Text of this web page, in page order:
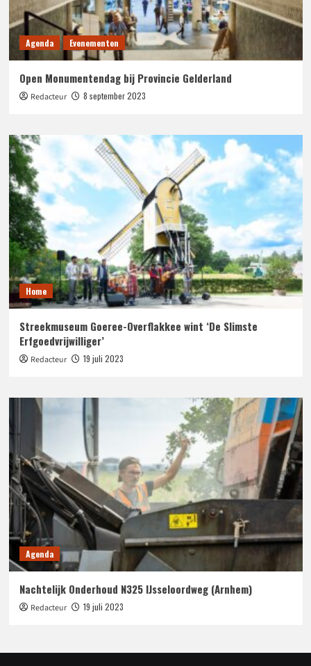
Agenda Evenementen
Open Monumentendag bij Provincie Gelderland
Redacteur 8 september 2023
Home
Streekmuseum Goeree-Overflakkee wint ‘De Slimste
Erfgoedvrijwilliger’
Redacteur 19 juli 2023
Agenda
Nachtelijk Onderhoud N325 IJsseloordweg (Arnhem)
Redacteur 19 juli 2023